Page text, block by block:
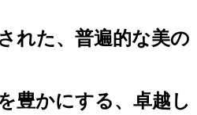
れた、普遍的な美の
豊かにする、卓越し